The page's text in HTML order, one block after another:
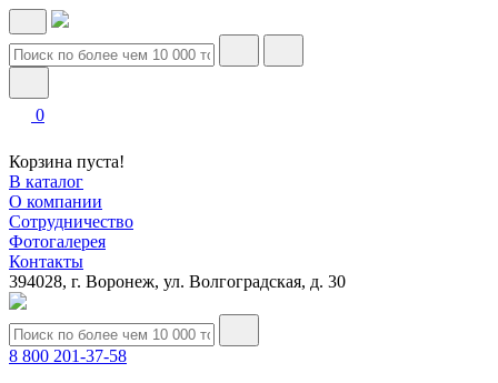
0
Корзина пуста!
В каталог
О компании
Сотрудничество
Фотогалерея
Контакты
394028, г. Воронеж, ул. Волгоградская, д. 30
8 800 201-37-58